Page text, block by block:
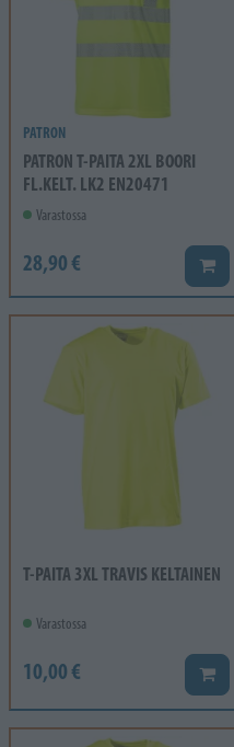
PATRON
PATRON T-PAITA 2XL BOORI
FL.KELT. LK2 EN20471
Varastossa
28,90 €
T-PAITA 3XL TRAVIS KELTAINEN
Varastossa
10,00 €